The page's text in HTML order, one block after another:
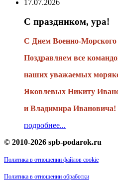
17.07.2026
С праздником, ура!
С Днем Военно-
Поздравляем все
наших уважаемых
Яковлевых Никиту
и Владимира Ивановича!
подробнее...
© 2010-2026 spb-podarok.ru
Политика в отношении файлов cookie
Политика в отношении обработки